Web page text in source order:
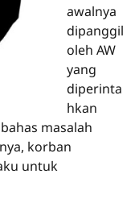
awalnya
dipanggil
oleh AW
yang
diperinta
hkan
masalah
korban
untuk